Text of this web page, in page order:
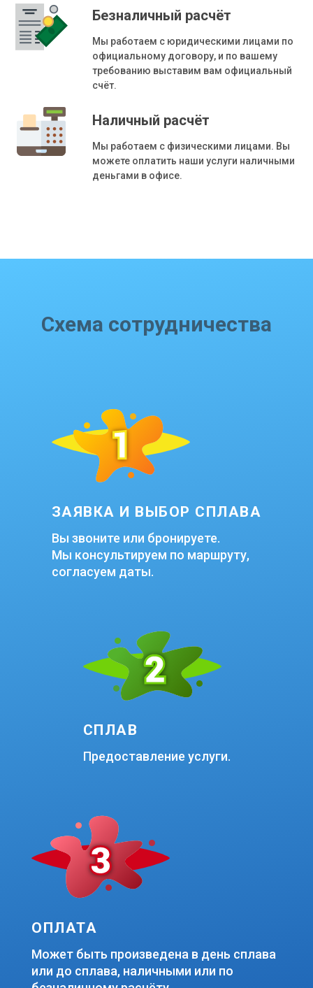
Безналичный расчёт
Мы работаем с юридическими лицами по
официальному договору, и по вашему
требованию выставим вам официальный
счёт.
Наличный расчёт
Мы работаем с физическими лицами. Вы
можете оплатить наши услуги наличными
деньгами в офисе.
Схема сотрудничества
ЗАЯВКА И ВЫБОР СПЛАВА
Вы звоните или бронируете.
Мы консультируем по маршруту,
согласуем даты.
СПЛАВ
Предоставление услуги.
ОПЛАТА
Может быть произведена в день сплава
или до сплава, наличными или по